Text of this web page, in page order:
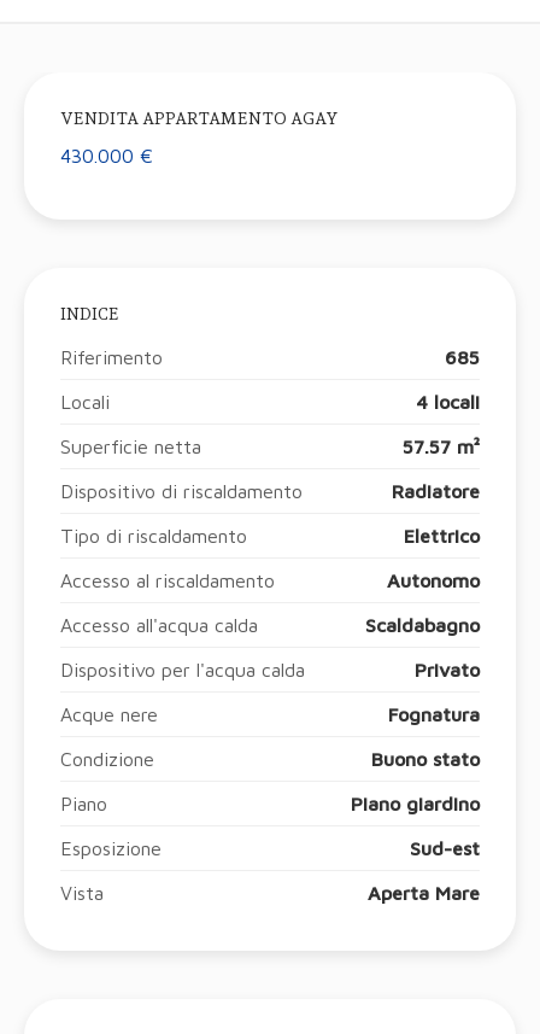
VENDITA APPARTAMENTO AGAY
430.000 €
INDICE
Riferimento 685
Locali 4 locali
Superficie netta 57.57 m²
Dispositivo di riscaldamento Radiatore
Tipo di riscaldamento Elettrico
Accesso al riscaldamento Autonomo
Accesso all'acqua calda Scaldabagno
Dispositivo per l'acqua calda Privato
Acque nere Fognatura
Condizione Buono stato
Piano Piano giardino
Esposizione Sud-est
Vista Aperta Mare